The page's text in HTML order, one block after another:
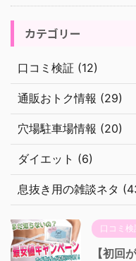
カテゴリー
口コミ検証 (12)
通販おトク情報 (29)
穴場駐車場情報 (20)
ダイエット (6)
息抜き用の雑談ネタ
口コミ検
【初回